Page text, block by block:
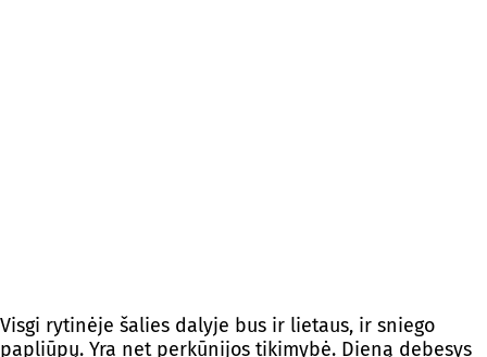
Visgi rytinėje šalies dalyje bus ir lietaus, ir sniego
papliūpų. Yra net perkūnijos tikimybė. Dieną debesys